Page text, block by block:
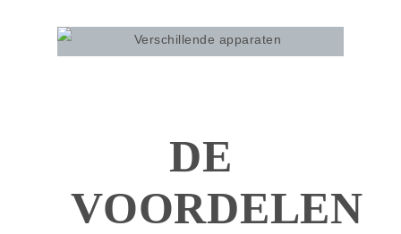
DE
VOORDELEN